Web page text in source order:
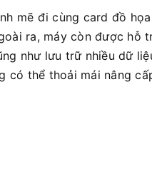
mẽ đi cùng card đồ
ra, máy còn được hỗ
như lưu trữ nhiều dữ
có thể thoải mái nâng